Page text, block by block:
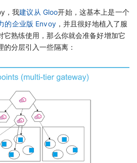
，我建议从 Gloo开始，这基本上是一个
的企业版 Envoy ，并且很好地植入了服
它熟练使用，那么你就会准备好增加它
分层引入一些隔离：